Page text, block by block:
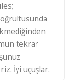
tekrar
İyi uçuşlar.